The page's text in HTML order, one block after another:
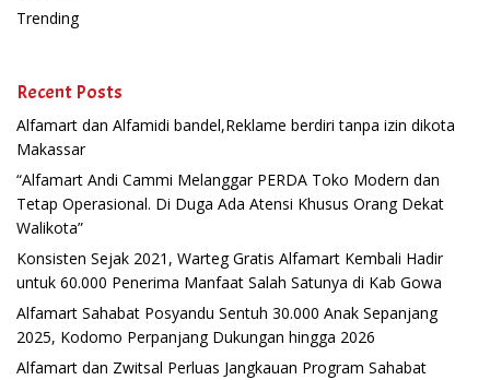
Trending
Recent Posts
Alfamart dan Alfamidi bandel,Reklame berdiri tanpa izin dikota
Makassar
“Alfamart Andi Cammi Melanggar PERDA Toko Modern dan
Tetap Operasional. Di Duga Ada Atensi Khusus Orang Dekat
Walikota”
Konsisten Sejak 2021, Warteg Gratis Alfamart Kembali Hadir
untuk 60.000 Penerima Manfaat Salah Satunya di Kab Gowa
Alfamart Sahabat Posyandu Sentuh 30.000 Anak Sepanjang
2025, Kodomo Perpanjang Dukungan hingga 2026
Alfamart dan Zwitsal Perluas Jangkauan Program Sahabat